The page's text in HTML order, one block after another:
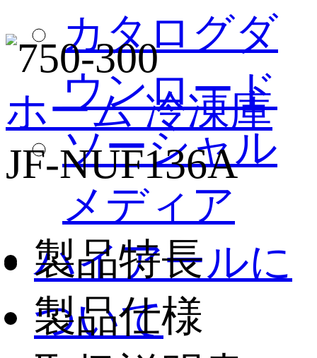
カタログダ
ウンロード
ソーシャル
メディア
ハイアールに
ついて
ホーム冷凍庫
JF-NUF136A
製品特長
製品仕様